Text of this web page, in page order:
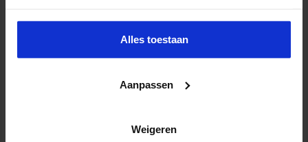
Alles toestaan
Aanpassen
Weigeren